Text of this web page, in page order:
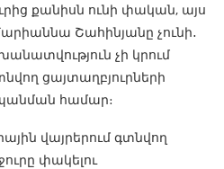
քանիսն ունի փական, այս
Շահինյանը չունի․
չի կրում
ցայտաղբյուրների
համար։
վայրերում գտնվող
փակելու